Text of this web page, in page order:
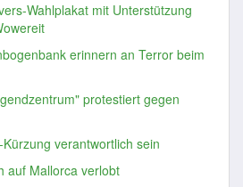
Wahlplakat mit Unterstützung
erinnern an Terror beim
protestiert gegen
verantwortlich sein
auf Mallorca verlobt